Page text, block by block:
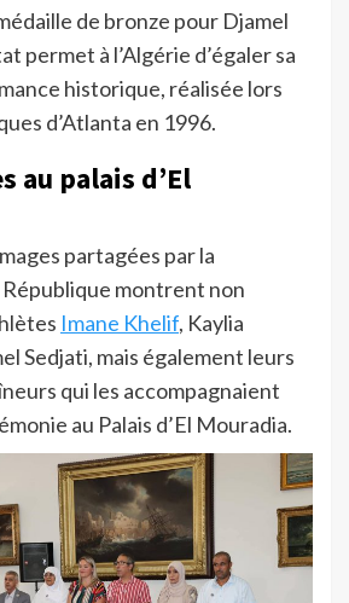
de bronze pour Djamel
permet à l’Algérie d’égaler sa
historique, réalisée lors
d’Atlanta en 1996.
au palais d’El
partagées par la
République montrent non
Imane Khelif, Kaylia
Sedjati, mais également leurs
qui les accompagnaient
au Palais d’El Mouradia.